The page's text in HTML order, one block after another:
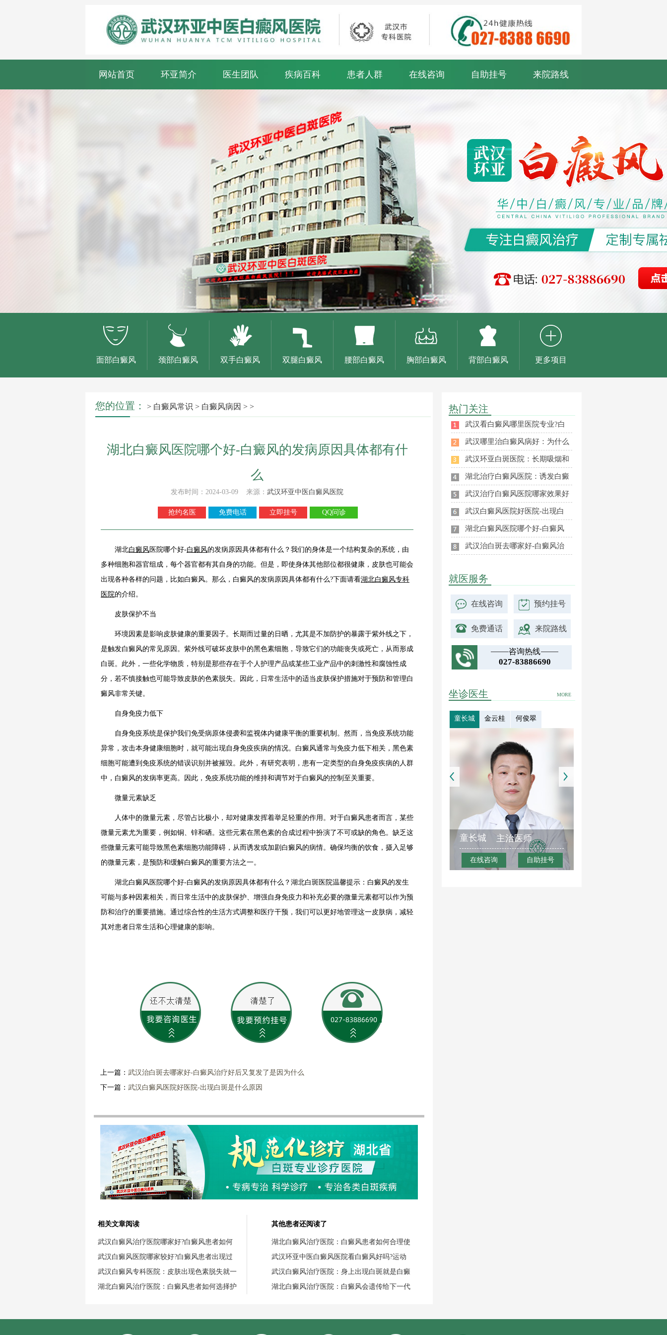
网站首页 环亚简介 医生团队 疾病百科 患者人群 在线咨询 自助挂号 来院路线
面部白癜风 颈部白癜风 双手白癜风 双腿白癜风 腰部白癜风 胸部白癜风 背部白癜风 更多项目
您的位置： > 白癜风常识 > 白癜风病因 > >
湖北白癜风医院哪个好-白癜风的发病原因具体都有什
么
发布时间：2024-03-09 来源： 武汉环亚中医白癜风医院
抢约名医 免费电话 立即挂号 QQ问诊
湖北白癜风 医院哪个好-白癜风的发病原因具体都有什么？我们的身体是一个结构复杂的系统，由
多种细胞和器官组成，每个器官都有其自身的功能。但是，即使身体其他部位都很健康，皮肤也可能会
出现各种各样的问题，比如白癜风。那么，白癜风的发病原因具体都有什么?下面请看湖北白癜风专科
医院的介绍。
皮肤保护不当
环境因素是影响皮肤健康的重要因子。长期而过量的日晒，尤其是不加防护的暴露于紫外线之下，
是触发白癜风的常见原因。紫外线可破坏皮肤中的黑色素细胞，导致它们的功能丧失或死亡，从而形成
白斑。此外，一些化学物质，特别是那些存在于个人护理产品或某些工业产品中的刺激性和腐蚀性成
分，若不慎接触也可能导致皮肤的色素脱失。因此，日常生活中的适当皮肤保护措施对于预防和管理白
癜风非常关键。
自身免疫力低下
自身免疫系统是保护我们免受病原体侵袭和监视体内健康平衡的重要机制。然而，当免疫系统功能
异常，攻击本身健康细胞时，就可能出现自身免疫疾病的情况。白癜风通常与免疫力低下相关，黑色素
细胞可能遭到免疫系统的错误识别并被摧毁。此外，有研究表明，患有一定类型的自身免疫疾病的人群
中，白癜风的发病率更高。因此，免疫系统功能的维持和调节对于白癜风的控制至关重要。
微量元素缺乏
人体中的微量元素，尽管占比极小，却对健康发挥着举足轻重的作用。对于白癜风患者而言，某些
微量元素尤为重要，例如铜、锌和硒。这些元素在黑色素的合成过程中扮演了不可或缺的角色。缺乏这
些微量元素可能导致黑色素细胞功能障碍，从而诱发或加剧白癜风的病情。确保均衡的饮食，摄入足够
的微量元素，是预防和缓解白癜风的重要方法之一。
湖北白癜风医院哪个好-白癜风的发病原因具体都有什么？湖北白斑医院温馨提示：白癜风的发生
可能与多种因素相关，而日常生活中的皮肤保护、增强自身免疫力和补充必要的微量元素都可以作为预
防和治疗的重要措施。通过综合性的生活方式调整和医疗干预，我们可以更好地管理这一皮肤病，减轻
其对患者日常生活和心理健康的影响。
上一篇： 武汉治白斑去哪家好-白癜风治疗好后又复发了是因为什么
下一篇： 武汉白癜风医院好医院-出现白斑是什么原因
相关文章阅读
武汉白癜风治疗医院哪家好?白癜风患者如何
武汉白癜风医院哪家较好?白癜风患者出现过
武汉白癜风专科医院：皮肤出现色素脱失就一
湖北白癜风治疗医院：白癜风患者如何选择护
其他患者还阅读了
湖北白癜风治疗医院：白癜风患者如何合理使
武汉环亚中医白癜风医院看白癜风好吗?运动
武汉白癜风治疗医院：身上出现白斑就是白癜
湖北白癜风治疗医院：白癜风会遗传给下一代
热门关注
武汉看白癜风哪里医院专业?白
武汉哪里治白癜风病好：为什么
武汉环亚白斑医院：长期吸烟和
湖北治疗白癜风医院：诱发白癜
武汉治疗白癜风医院哪家效果好
武汉白癜风医院好医院-出现白
湖北白癜风医院哪个好-白癜风
武汉治白斑去哪家好-白癜风治
就医服务
在线咨询 预约挂号
免费通话 来院路线
咨询热线
027-83886690
MORE
坐诊医生
童长城 金云桂 何俊翠
童长城 主治医师
在线咨询 自助挂号